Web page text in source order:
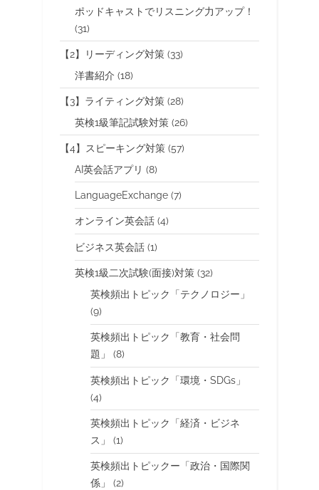
ポッドキャストでリスニング力アップ！
(31)
【2】リーディング対策 (33)
洋書紹介 (18)
【3】ライティング対策 (28)
英検1級筆記試験対策 (26)
【4】スピーキング対策 (57)
AI英会話アプリ (8)
LanguageExchange (7)
オンライン英会話 (4)
ビジネス英会話 (1)
英検1級二次試験(面接)対策 (32)
英検頻出トピック「テクノロジー」
(9)
英検頻出トピック「教育・社会問
題」
(8)
英検頻出トピック「環境・SDGs」
(4)
英検頻出トピック「経済・ビジネ
ス」
(1)
英検頻出トピックー「政治・国際関
係」
(2)